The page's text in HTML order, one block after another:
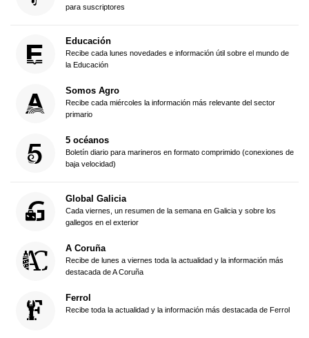
para suscriptores
Educación
Recibe cada lunes novedades e información útil sobre el mundo de
la Educación
Somos Agro
Recibe cada miércoles la información más relevante del sector
primario
5 océanos
Boletín diario para marineros en formato comprimido (conexiones de
baja velocidad)
Global Galicia
Cada viernes, un resumen de la semana en Galicia y sobre los
gallegos en el exterior
A Coruña
Recibe de lunes a viernes toda la actualidad y la información más
destacada de A Coruña
Ferrol
Recibe toda la actualidad y la información más destacada de Ferrol